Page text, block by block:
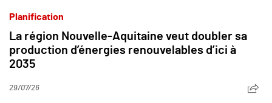
Planification
La région Nouvelle-Aquitaine veut doubler sa
production d’énergies renouvelables d’ici à
2035
29/07/26